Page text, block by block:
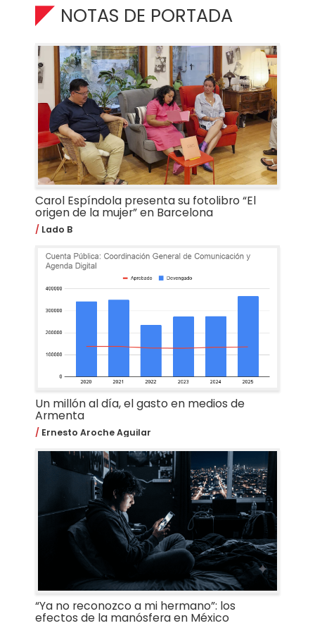
NOTAS DE PORTADA
Carol Espíndola presenta su fotolibro “El
origen de la mujer” en Barcelona
Lado B
Un millón al día, el gasto en medios de
Armenta
Ernesto Aroche Aguilar
“Ya no reconozco a mi hermano”: los
efectos de la manósfera en México